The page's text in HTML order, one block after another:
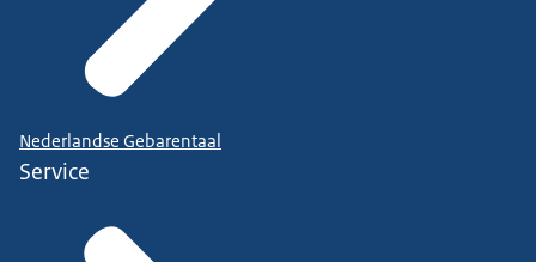
Nederlandse Gebarentaal
Service